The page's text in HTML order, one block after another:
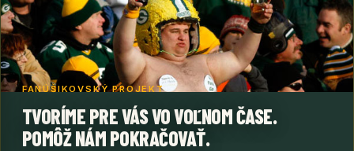
FANÚŠIKOVSKÝ PROJEKT
TVORÍME PRE VÁS VO VOĽNOM ČASE.
POMÔŽ NÁM POKRAČOVAŤ.